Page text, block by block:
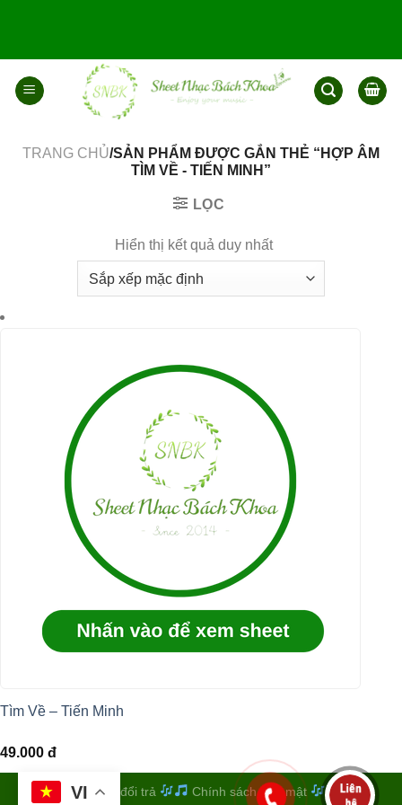
dung
TRANG CHỦ/SẢN PHẨM ĐƯỢC GẮN THẺ “HỢP ÂM
TÌM VỀ - TIẾN MINH”
LỌC
Hiển thị kết quả duy nhất
Tìm Về – Tiến Minh
49.000 đ
Quy định đổi trả Chính sách bảo mật
Điều
VI